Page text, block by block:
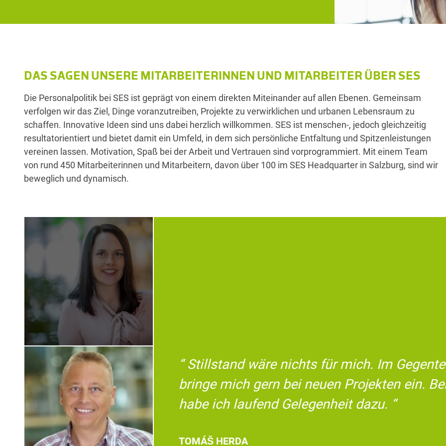
DAS SAGEN UNSERE MITARBEITERINNEN UND MITARBEITER ÜBER SES
Die Personalpolitik bei SES ist geprägt von einem direkten Miteinander auf allen Ebenen. Gemeinsam
verfolgen wir das Ziel, Dinge voranzutreiben, Projekte zu verwirklichen und urbanen Lebensraum zu
schaffen. Innovative Ideen sind uns dabei herzlich willkommen. SES ist menschen-, jedoch gleichzeitig
resultatorientiert und bietet damit ein Umfeld, in dem sich persönliche Entfaltung und Spitzenleistungen
vereinen lassen. Motivation, Spaß bei der Arbeit und Vertrauen sind vorprogrammiert. Mit einem Team
von rund 450 Mitarbeiterinnen und Mitarbeitern, davon über 100 im SES Headquarter in Salzburg, sind wir
beweglich und dynamisch.
Stillstand wäre nichts für mich. Im
bringe mich gern bei neuen Projekten ein.
habe ich laufend Gelegenheit dazu.